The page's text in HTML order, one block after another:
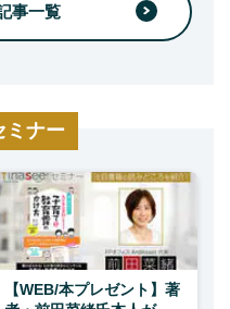
事一覧
ミナー
【WEB/本プレゼント】著